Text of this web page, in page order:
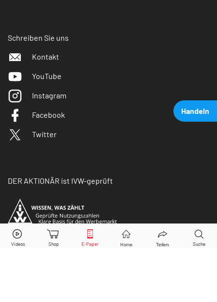
Handeln
Apple Aktie jetzt handeln?
Schreiben Sie uns
Kontakt
YouTube
Instagram
Facebook
Twitter
DER AKTIONÄR ist IVW-geprüft